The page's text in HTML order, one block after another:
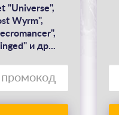
"Universe",
Wyrm",
и др...